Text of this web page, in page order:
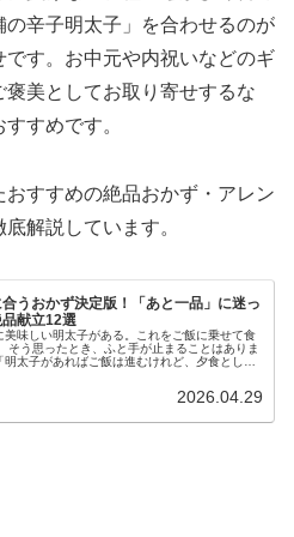
辛子明太子」を合わせるのが
す。お中元や内祝いなどのギ
美としてお取り寄せするな
すすめです。
すすめの絶品おかず・アレン
解説しています。
うおかず決定版！「あと一品」に迷っ
献立12選
美味しい明太子がある。これをご飯に乗せて食
そう思ったとき、ふと手が止まることはありま
明太子があればご飯は進むけれど、夕食として
2026.04.29